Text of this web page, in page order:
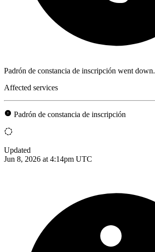
Padrón de constancia de inscripción went down.
Affected services
Padrón de constancia de inscripción
Updated
Jun 8, 2026 at 4:14pm UTC